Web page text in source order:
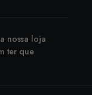
nossa loja
ter que